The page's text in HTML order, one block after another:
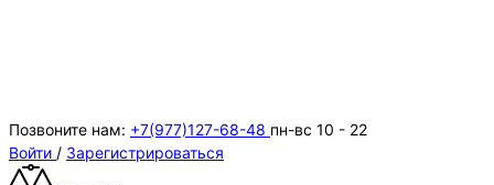
Позвоните нам: +7(977)127-68-48 пн-вс 10 - 22
Войти / Зарегистрироваться